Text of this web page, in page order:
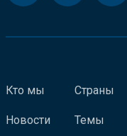
Кто мы
Новости
Страны
Темы